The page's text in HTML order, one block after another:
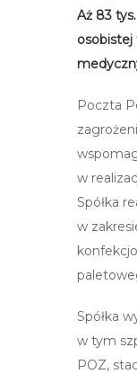
Aż 83
osobistej
Poczta
w
Spółka
w
Spółka
w tym
POZ,